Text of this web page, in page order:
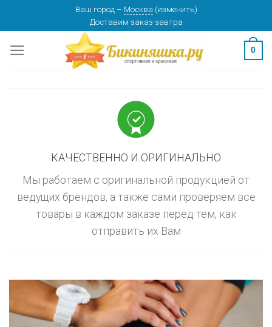
content
Ваш город – Москва (изменить)
Доставим заказ завтра
0
КАЧЕСТВЕННО И ОРИГИНАЛЬНО
Мы работаем с оригинальной продукцией от
ведущих брендов, а также сами проверяем все
товары в каждом заказе перед тем, как
отправить их Вам
изменить